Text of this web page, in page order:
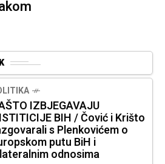
IZBJEGAVAJU
BIH / Čović i Krišto
s Plenkovićem o
putu BiH i
odnosima